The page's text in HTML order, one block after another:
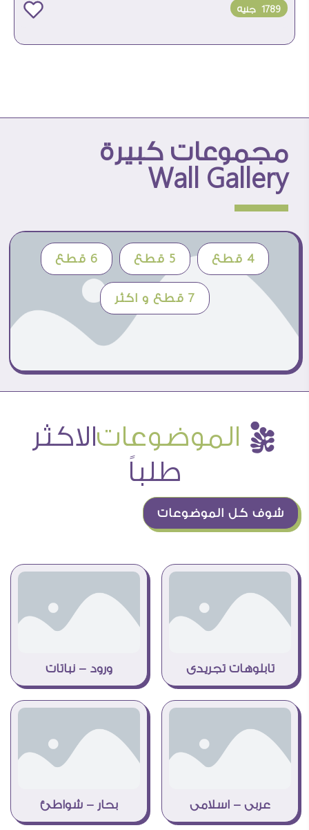
1789 جنيه
4 قطع 5 قطع 6 قطع
7 قطع و اكثر
مجموعات كبيرة
Wall Gallery
ç الموضوعاتالاكثر
طلباً
شوف كل الموضوعات
تابلوهات تجريدى ورود - نباتات
عربى - اسلامى بحار - شواطئ